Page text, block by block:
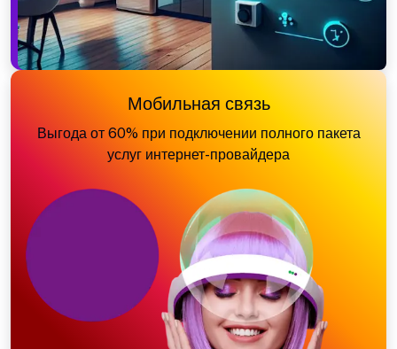
Мобильная связь
Выгода от 60% при подключении полного пакета
услуг интернет-провайдера